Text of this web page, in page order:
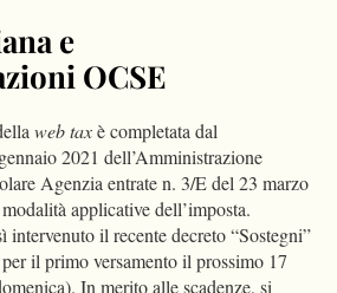
e
OCSE
web taxè completata dal
2021 dell’Amministrazione
Agenzia entrate n. 3/E del 23 marzo
applicative dell’imposta.
intervenuto il recente decreto “Sostegni”
il primo versamento il prossimo 17
In merito alle scadenze, si